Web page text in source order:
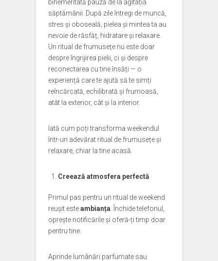
binemeritată pauză de la agitația
săptămânii. După zile întregi de muncă,
stres și oboseală, pielea și mintea ta au
nevoie de răsfăț, hidratare și relaxare.
Un ritual de frumusețe nu este doar
despre îngrijirea pielii, ci și despre
reconectarea cu tine însăți — o
experiență care te ajută să te simți
reîncărcată, echilibrată și frumoasă,
atât la exterior, cât și la interior.
Iată cum poți transforma weekendul
într-un adevărat ritual de frumusețe și
relaxare, chiar la tine acasă.
Creează atmosfera perfectă
Primul pas pentru un ritual de weekend
reușit esteambianța . Închide telefonul,
oprește notificările și oferă-ți timp doar
pentru tine.
Aprinde lumânări parfumate sau